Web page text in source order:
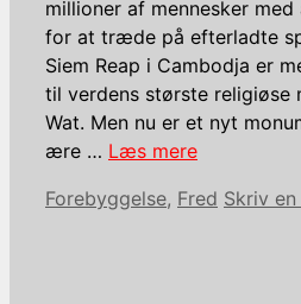
millioner af mennesker
for at træde på efterladte
Siem Reap i Cambodja er
til verdens største religiøse
Wat. Men nu er et nyt
ære … Læs mere
Kategorier
Forebyggelse, Fred Skriv